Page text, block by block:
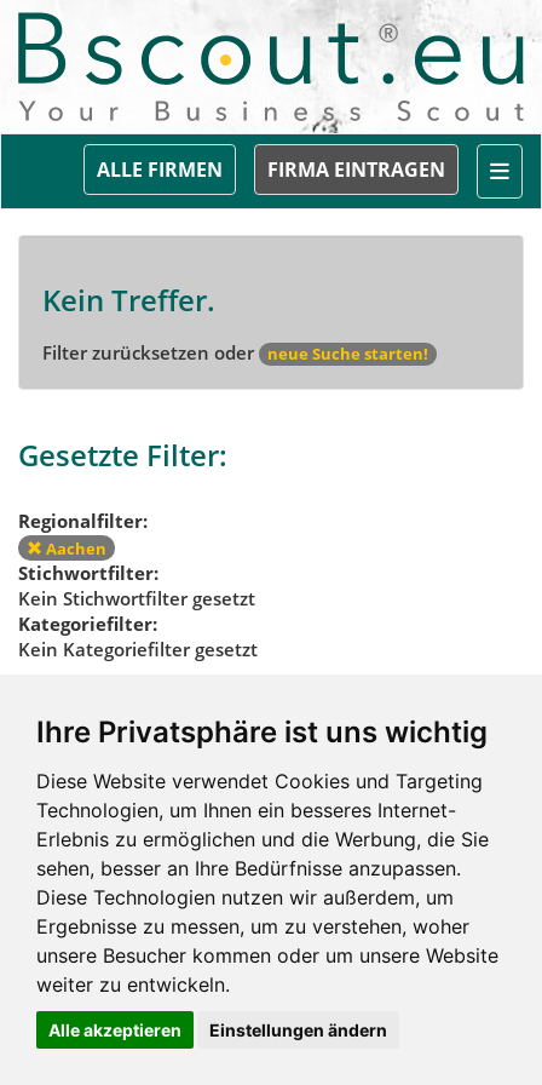
Ihre Privatsphäre ist uns wichtig
Diese Website verwendet Cookies und Targeting
Technologien, um Ihnen ein besseres Internet-
Erlebnis zu ermöglichen und die Werbung, die Sie
sehen, besser an Ihre Bedürfnisse anzupassen.
Diese Technologien nutzen wir außerdem, um
Ergebnisse zu messen, um zu verstehen, woher
unsere Besucher kommen oder um unsere Website
weiter zu entwickeln.
Alle akzeptieren Einstellungen ändern
FIRMA EINTRAGEN
ALLE FIRMEN
Kein Treffer.
Filter zurücksetzen oder neue Suche starten!
Gesetzte Filter:
Regionalfilter:
Aachen
Stichwortfilter:
Kein Stichwortfilter gesetzt
Kategoriefilter:
Kein Kategoriefilter gesetzt
Regionalfilter
zurücksetzen
Impressum und mehr